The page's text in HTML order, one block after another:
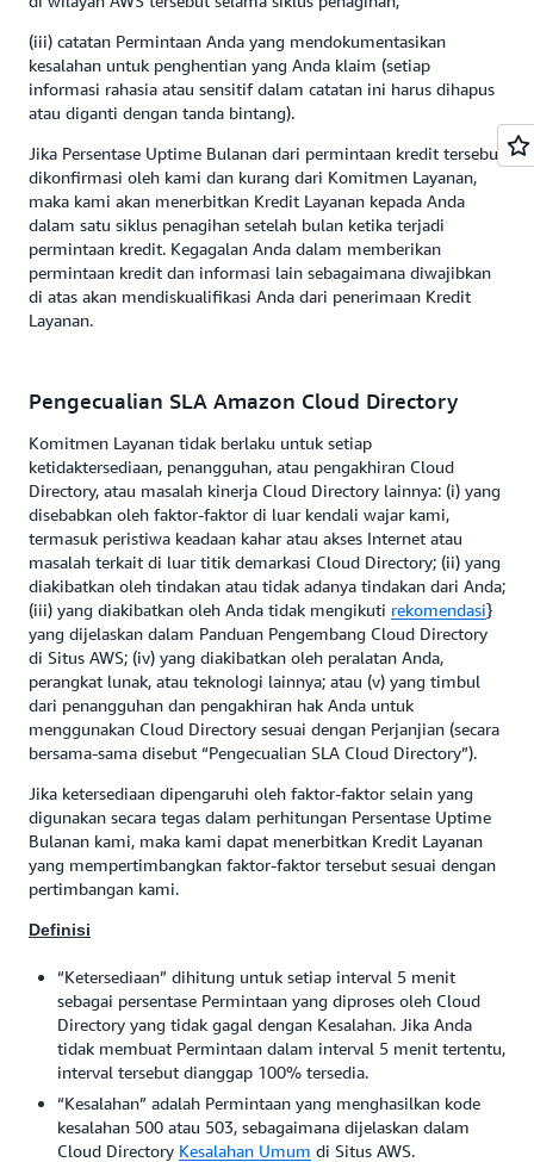
(iii) catatan Permintaan Anda yang mendokumentasikan
kesalahan untuk penghentian yang Anda klaim (setiap
informasi rahasia atau sensitif dalam catatan ini harus dihapus
atau diganti dengan tanda bintang).
Jika Persentase Uptime Bulanan dari permintaan kredit tersebut
dikonfirmasi oleh kami dan kurang dari Komitmen Layanan,
maka kami akan menerbitkan Kredit Layanan kepada Anda
dalam satu siklus penagihan setelah bulan ketika terjadi
permintaan kredit. Kegagalan Anda dalam memberikan
permintaan kredit dan informasi lain sebagaimana diwajibkan
di atas akan mendiskualifikasi Anda dari penerimaan Kredit
Layanan.
Pengecualian SLA Amazon Cloud Directory
Komitmen Layanan tidak berlaku untuk setiap
ketidaktersediaan, penangguhan, atau pengakhiran Cloud
Directory, atau masalah kinerja Cloud Directory lainnya: (i) yang
disebabkan oleh faktor-faktor di luar kendali wajar kami,
termasuk peristiwa keadaan kahar atau akses Internet atau
masalah terkait di luar titik demarkasi Cloud Directory; (ii) yang
diakibatkan oleh tindakan atau tidak adanya tindakan dari Anda;
(iii) yang diakibatkan oleh Anda tidak mengikuti rekomendasi}
yang dijelaskan dalam Panduan Pengembang Cloud Directory
di Situs AWS; (iv) yang diakibatkan oleh peralatan Anda,
perangkat lunak, atau teknologi lainnya; atau (v) yang timbul
dari penangguhan dan pengakhiran hak Anda untuk
menggunakan Cloud Directory sesuai dengan Perjanjian (secara
bersama-sama disebut “Pengecualian SLA Cloud Directory”).
Jika ketersediaan dipengaruhi oleh faktor-faktor selain yang
digunakan secara tegas dalam perhitungan Persentase Uptime
Bulanan kami, maka kami dapat menerbitkan Kredit Layanan
yang mempertimbangkan faktor-faktor tersebut sesuai dengan
pertimbangan kami.
Definisi
“Ketersediaan” dihitung untuk setiap interval 5 menit
sebagai persentase Permintaan yang diproses oleh Cloud
Directory yang tidak gagal dengan Kesalahan. Jika Anda
tidak membuat Permintaan dalam interval 5 menit tertentu,
interval tersebut dianggap 100% tersedia.
“Kesalahan” adalah Permintaan yang menghasilkan kode
kesalahan 500 atau 503, sebagaimana dijelaskan dalam
Cloud Directory Kesalahan Umum di Situs AWS.